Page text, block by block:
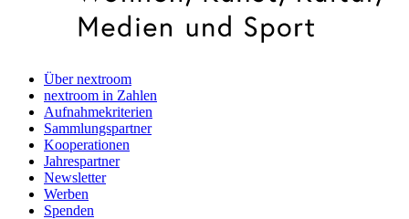
Über nextroom
nextroom in Zahlen
Aufnahmekriterien
Sammlungspartner
Kooperationen
Jahrespartner
Newsletter
Werben
Spenden